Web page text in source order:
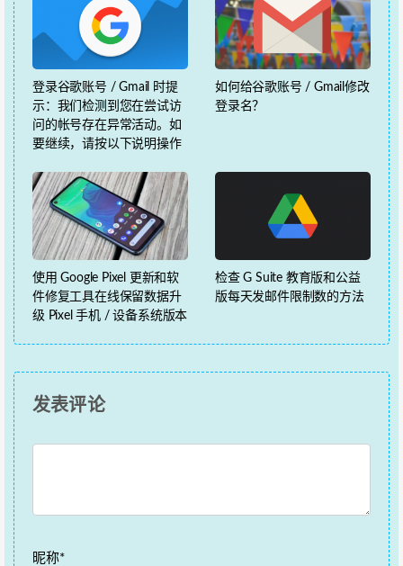
登录谷歌账号 / Gmail 时提
示：我们检测到您在尝试访
问的帐号存在异常活动。如
要继续，请按以下说明操作
如何给谷歌账号 / Gmail修改
登录名？
使用 Google Pixel 更新和软
件修复工具在线保留数据升
级 Pixel 手机 / 设备系统版本
检查 G Suite 教育版和公益
版每天发邮件限制数的方法
发表评论
昵称*